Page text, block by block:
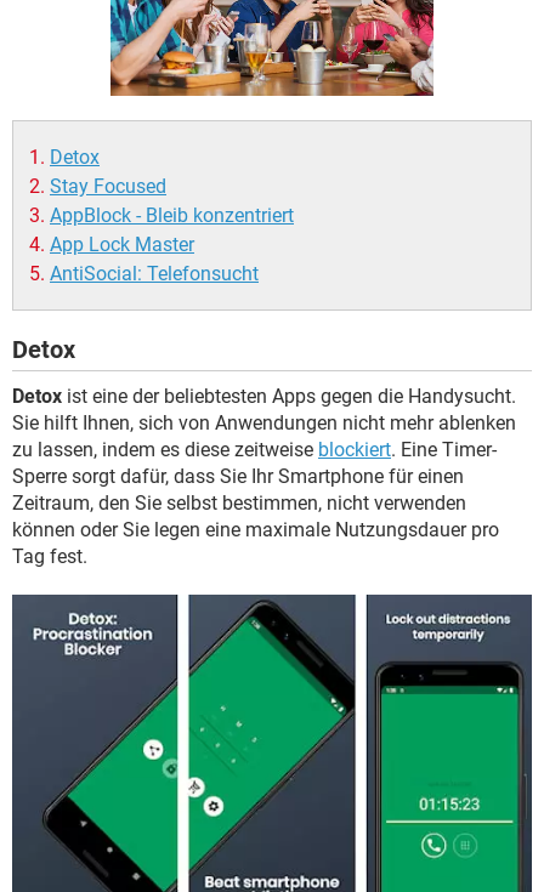
Detox
Stay Focused
AppBlock - Bleib konzentriert
App Lock Master
AntiSocial: Telefonsucht
Detox
Detox ist eine der beliebtesten Apps gegen die Handysucht.
Sie hilft Ihnen, sich von Anwendungen nicht mehr ablenken
zu lassen, indem es diese zeitweise blockiert. Eine Timer-
Sperre sorgt dafür, dass Sie Ihr Smartphone für einen
Zeitraum, den Sie selbst bestimmen, nicht verwenden
können oder Sie legen eine maximale Nutzungsdauer pro
Tag fest.